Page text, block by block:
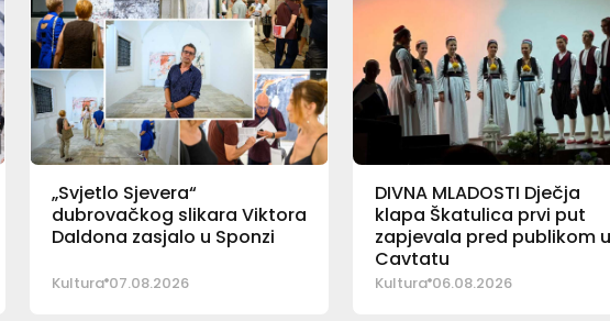
„Svjetlo Sjevera“
dubrovačkog slikara Viktora
Daldona zasjalo u Sponzi
Kultura 07.08.2026
DIVNA MLADOSTI Dječja
klapa Škatulica prvi put
zapjevala pred publikom
Cavtatu
Kultura 06.08.2026